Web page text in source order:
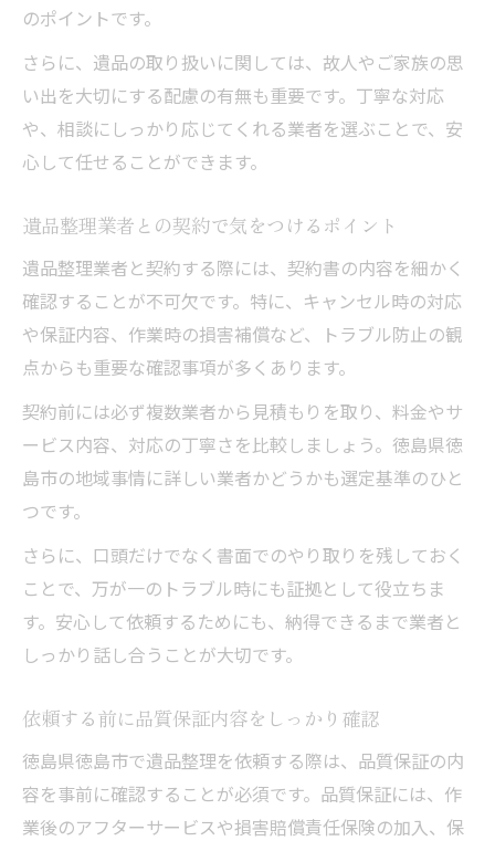
のポイントです。
さらに、遺品の取り扱いに関しては、故人やご家族の思
い出を大切にする配慮の有無も重要です。丁寧な対応
や、相談にしっかり応じてくれる業者を選ぶことで、安
心して任せることができます。
遺品整理業者との契約で気をつけるポイント
遺品整理業者と契約する際には、契約書の内容を細かく
確認することが不可欠です。特に、キャンセル時の対応
や保証内容、作業時の損害補償など、トラブル防止の観
点からも重要な確認事項が多くあります。
契約前には必ず複数業者から見積もりを取り、料金やサ
ービス内容、対応の丁寧さを比較しましょう。徳島県徳
島市の地域事情に詳しい業者かどうかも選定基準のひと
つです。
さらに、口頭だけでなく書面でのやり取りを残しておく
ことで、万が一のトラブル時にも証拠として役立ちま
す。安心して依頼するためにも、納得できるまで業者と
しっかり話し合うことが大切です。
依頼する前に品質保証内容をしっかり確認
徳島県徳島市で遺品整理を依頼する際は、品質保証の内
容を事前に確認することが必須です。品質保証には、作
業後のアフターサービスや損害賠償責任保険の加入、保